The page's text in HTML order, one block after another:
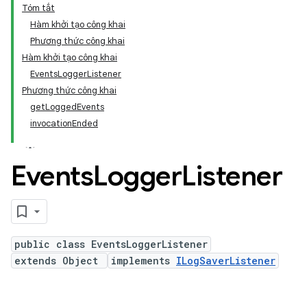
Tóm tắt
Hàm khởi tạo công khai
Phương thức công khai
Hàm khởi tạo công khai
EventsLoggerListener
Phương thức công khai
getLoggedEvents
invocationEnded
EventsLoggerListener
public class EventsLoggerListener
extends Object
implements ILogSaverListener